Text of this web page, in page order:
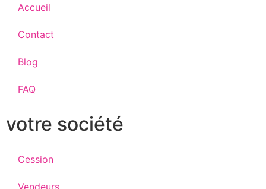
Accueil
Contact
Blog
FAQ
votre société
Cession
Vendeurs